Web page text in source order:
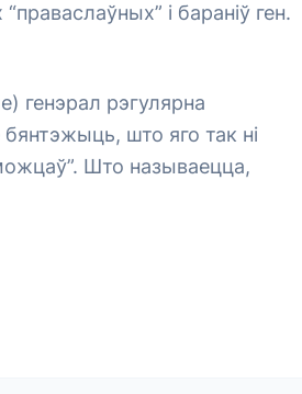
і бараніў ген.
генэрал рэгулярна
што яго так ні
Што называецца,